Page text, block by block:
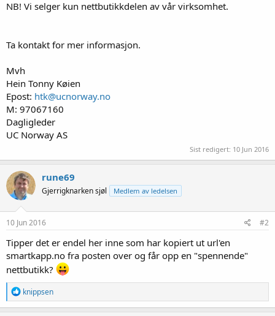
NB! Vi selger kun nettbutikkdelen av vår virksomhet.
Ta kontakt for mer informasjon.
Mvh
Hein Tonny Køien
Epost: htk@ucnorway.no
M: 97067160
Dagligleder
UC Norway AS
Sist redigert: 10 Jun 2016
rune69
Gjerrigknarken sjøl Medlem av ledelsen
10 Jun 2016 #2
Tipper det er endel her inne som har kopiert ut url'en
smartkapp.no fra posten over og får opp en "spennende"
nettbutikk?
R
e
a
knippsen